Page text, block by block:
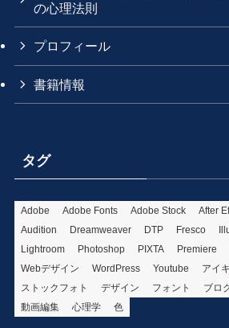
の心理法則
プロフィール
書籍情報
タグ
Adobe Adobe Fonts Adobe Stock After
Audition
Dreamweaver DTP Fresco
Lightroom
Photoshop PIXTA Premiere
Webデザイン
WordPress Youtube
アイ
ストックフォト
デザイン フォント ブロ
動画編集
心理学 色